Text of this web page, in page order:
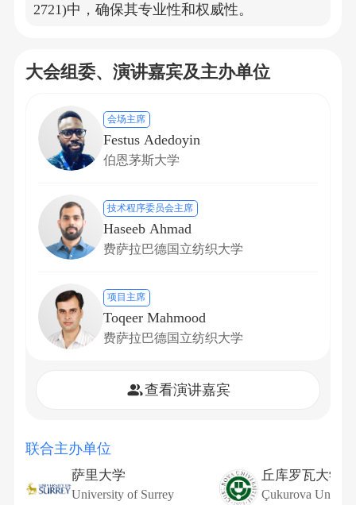
2721)中，确保其专业性和权威性。
大会组委、演讲嘉宾及主办单位
会场主席
Festus Adedoyin
伯恩茅斯大学
技术程序委员会主席
Haseeb Ahmad
费萨拉巴德国立纺织大学
项目主席
Toqeer Mahmood
费萨拉巴德国立纺织大学
查看演讲嘉宾
联合主办单位
萨里大学
University of Surrey
丘库罗瓦大学
Çukurova